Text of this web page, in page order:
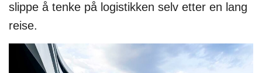
slippe å tenke på logistikken selv etter en lang
reise.